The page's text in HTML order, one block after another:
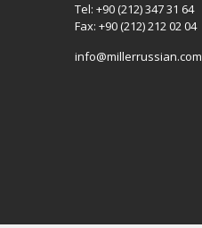
Tel: +90 (212) 347 31 64
Fax: +90 (212) 212 02 04
info@millerrussian.com